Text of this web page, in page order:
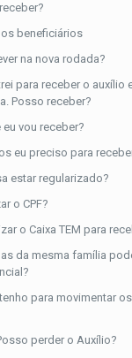
beneficiários
na nova rodada?
para receber o auxílio
Posso receber?
vou receber?
eu preciso para
estar regularizado?
o CPF?
o Caixa TEM para
da mesma família
para movimentar
perder o Auxílio?